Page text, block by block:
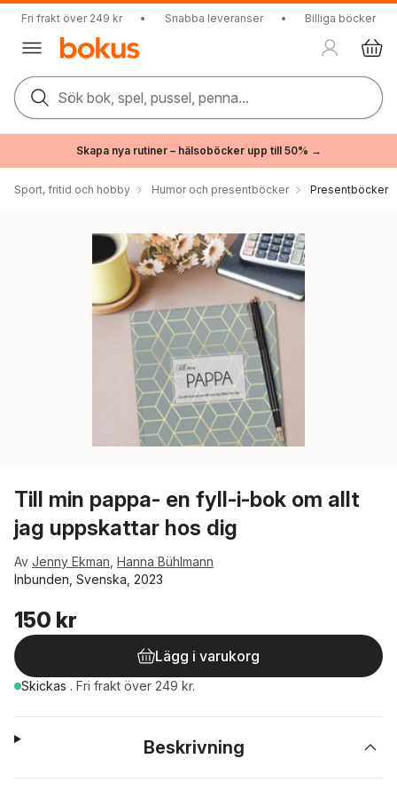
Fri frakt över 249 kr • Snabba leveranser • Billiga böcker
Sök bok, spel, pussel, penna...
Skapa nya rutiner – hälsoböcker upp till 50% →
Sport, fritid och hobby Humor och presentböcker Presentböcker
Till min pappa- en fyll-i-bok om allt
jag uppskattar hos dig
Av Jenny Ekman Hanna Bühlmann
Inbunden, Svenska, 2023
150 kr
Lägg i varukorg
Skickas . Fri frakt över 249 kr.
Beskrivning